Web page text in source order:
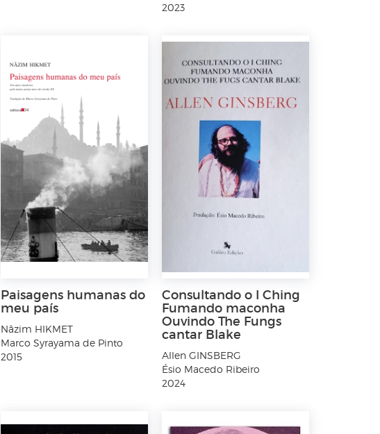
2023
Paisagens humanas do
meu país
Nâzim HIKMET
Marco Syrayama de Pinto
2015
Consultando o I Ching
Fumando maconha
Ouvindo The Fungs
cantar Blake
Allen GINSBERG
Ésio Macedo Ribeiro
2024